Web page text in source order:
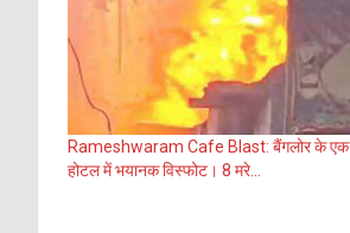
Rameshwaram Cafe Blast: बैंगलोर के एक
होटल में भयानक विस्फोट। 8 मरे…